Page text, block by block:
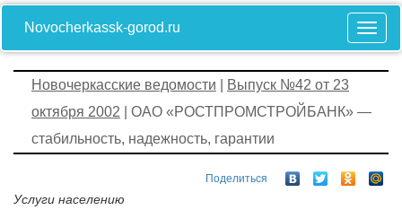
Novocherkassk-gorod.ru
Новочеркасские ведомости
Выпуск №42 от 23
октября 2002 | ОАО «РОСТПРОМСТРОЙБАНК» —
стабильность, надежность, гарантии
Поделиться
Услуги населению